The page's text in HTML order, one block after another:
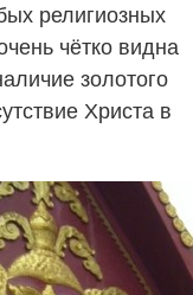
религиозных
чётко видна
золотого
Христа в